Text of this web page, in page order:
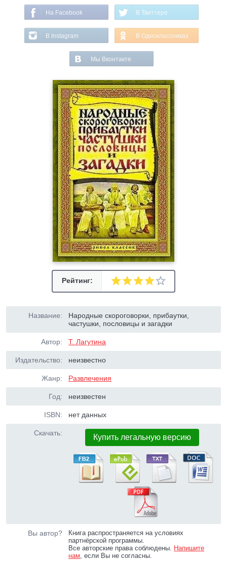
На Facebook В Твиттере
В Instagram В Одноклассниках
Мы Вконтакте
Рейтинг:
Название:
Народные скороговорки, прибаутки,
частушки, пословицы и загадки
Автор: Т. Лагутина
Издательство: неизвестно
Жанр: Развлечения
Год: неизвестен
ISBN: нет данных
Скачать: Купить легальную версию
Вы автор?
Книга распространяется на условиях
партнёрской программы.
Все авторские права соблюдены. Напишите
нам, если Вы не согласны.